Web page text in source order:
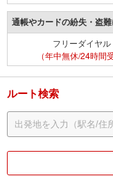
通帳やカードの紛失・盗
フリーダイヤル
（年中無休/24時間
ルート検索